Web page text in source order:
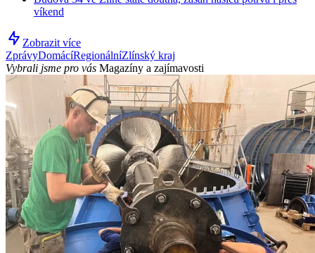
víkend
Zobrazit více
ZprávyDomácíRegionálníZlínský kraj
Vybrali jsme pro vás Magazíny a zajímavosti